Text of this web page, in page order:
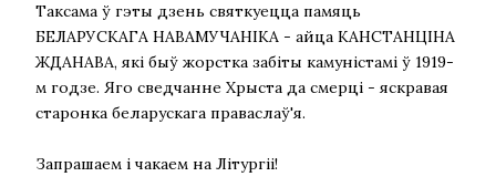
Таксама ў гэты дзень святкуецца памяць
БЕЛАРУСКАГА НАВАМУЧАНІКА - айца КАНСТАНЦІНА
ЖДАНАВА, які быў жорстка забіты камуністамі ў 1919-
м годзе. Яго сведчанне Хрыста да смерці - яскравая
старонка беларускага праваслаў'я.
Запрашаем і чакаем на Літургіі!